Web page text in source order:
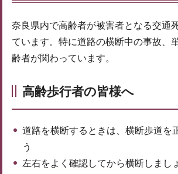
奈良県内で高齢者が被害者となる交通
ています。特に道路の横断中の事故、
齢者が関わっています。
高齢歩行者の皆様へ
道路を横断するときは、横断歩道を
う
左右をよく確認してから横断しまし